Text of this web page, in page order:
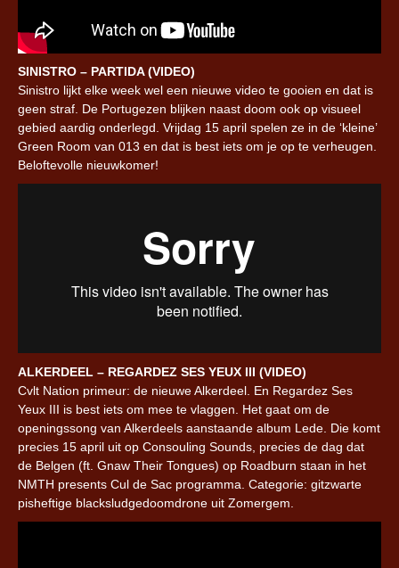
SINISTRO – PARTIDA (VIDEO)
Sinistro lijkt elke week wel een nieuwe video te gooien en dat is
geen straf. De Portugezen blijken naast doom ook op visueel
gebied aardig onderlegd. Vrijdag 15 april spelen ze in de ‘kleine’
Green Room van 013 en dat is best iets om je op te verheugen.
Beloftevolle nieuwkomer!
ALKERDEEL – REGARDEZ SES YEUX III (VIDEO)
Cvlt Nation primeur: de nieuwe Alkerdeel. En Regardez Ses
Yeux III is best iets om mee te vlaggen. Het gaat om de
openingssong van Alkerdeels aanstaande album Lede. Die komt
precies 15 april uit op Consouling Sounds, precies de dag dat
de Belgen (ft. Gnaw Their Tongues) op Roadburn staan in het
NMTH presents Cul de Sac programma. Categorie: gitzwarte
pisheftige blacksludgedoomdrone uit Zomergem.